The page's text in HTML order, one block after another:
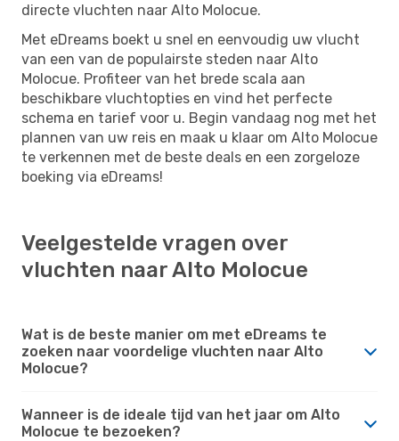
directe vluchten naar Alto Molocue.
Met eDreams boekt u snel en eenvoudig uw vlucht
van een van de populairste steden naar Alto
Molocue. Profiteer van het brede scala aan
beschikbare vluchtopties en vind het perfecte
schema en tarief voor u. Begin vandaag nog met het
plannen van uw reis en maak u klaar om Alto Molocue
te verkennen met de beste deals en een zorgeloze
boeking via eDreams!
Veelgestelde vragen over
vluchten naar Alto Molocue
Wat is de beste manier om met eDreams te
zoeken naar voordelige vluchten naar Alto
Molocue?
Wanneer is de ideale tijd van het jaar om Alto
Molocue te bezoeken?